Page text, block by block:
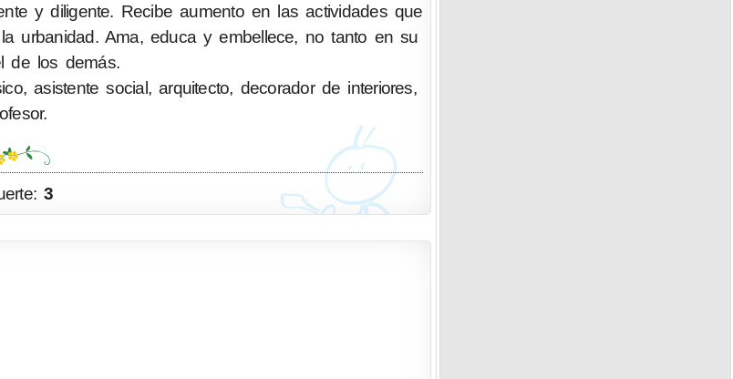
y diligente. Recibe aumento en las actividades que
urbanidad. Ama, educa y embellece, no tanto en su
de los demás.
asistente social, arquitecto, decorador de interiores,
3